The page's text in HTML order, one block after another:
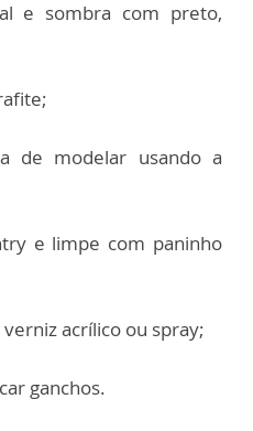
e sombra com preto,
de modelar usando a
e limpe com paninho
acrílico ou spray;
ganchos.